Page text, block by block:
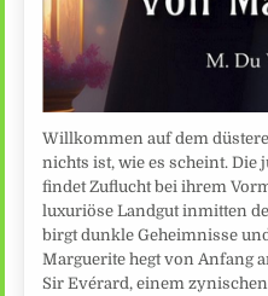
Willkommen auf dem
nichts ist, wie es scheint. Die
findet Zuflucht bei ihrem
luxuriöse Landgut inmitten
birgt dunkle Geheimnisse
Marguerite hegt von Anfang
Sir Evérard, einem